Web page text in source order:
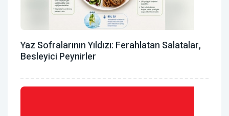
Yaz Sofralarının Yıldızı: Ferahlatan Salatalar,
Besleyici Peynirler